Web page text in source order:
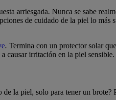
arriesgada. Nunca se sabe
de cuidado de la piel lo
. Termina con un protector solar
causar irritación en la piel sensible.
la piel, solo para tener un brote?